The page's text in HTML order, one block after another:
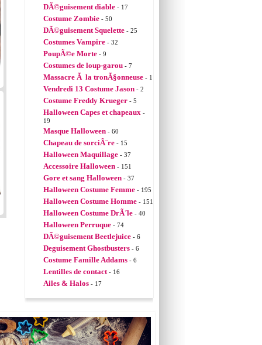
DÃ©guisement diable - 17
Costume Zombie - 50
DÃ©guisement Squelette - 25
Costumes Vampire - 32
PoupÃ©e Morte - 9
Costumes de loup-garou - 7
Massacre Ã la tronÃ§onneuse - 1
Vendredi 13 Costume Jason - 2
Costume Freddy Krueger - 5
Halloween Capes et chapeaux -
19
Masque Halloween - 60
Chapeau de sorciÃ¨re - 15
Halloween Maquillage - 37
Accessoire Halloween - 151
Gore et sang Halloween - 37
Halloween Costume Femme - 195
Halloween Costume Homme - 151
Halloween Costume DrÃ´le - 40
Halloween Perruque - 74
DÃ©guisement Beetlejuice - 6
Deguisement Ghostbusters - 6
Costume Famille Addams - 6
Lentilles de contact - 16
Ailes & Halos - 17